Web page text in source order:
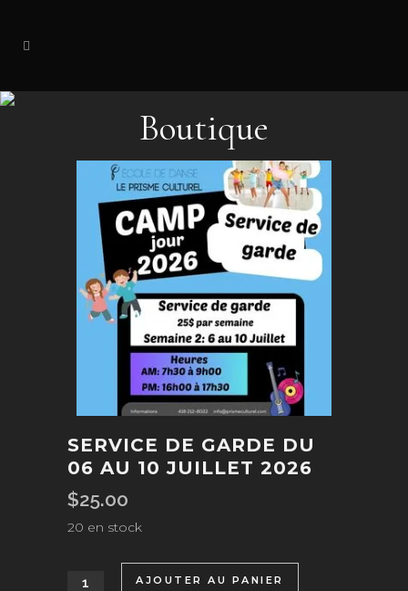
Boutique
SERVICE DE GARDE DU
06 AU 10 JUILLET 2026
$25.00
20 en stock
quantité AJOUTER AU PANIER